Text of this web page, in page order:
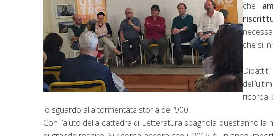
che
che si
ricorda
lo sguardo alla tormentata storia del ‘900.
Con l’aiuto della cattedra di Letteratura spagnola quest’anno